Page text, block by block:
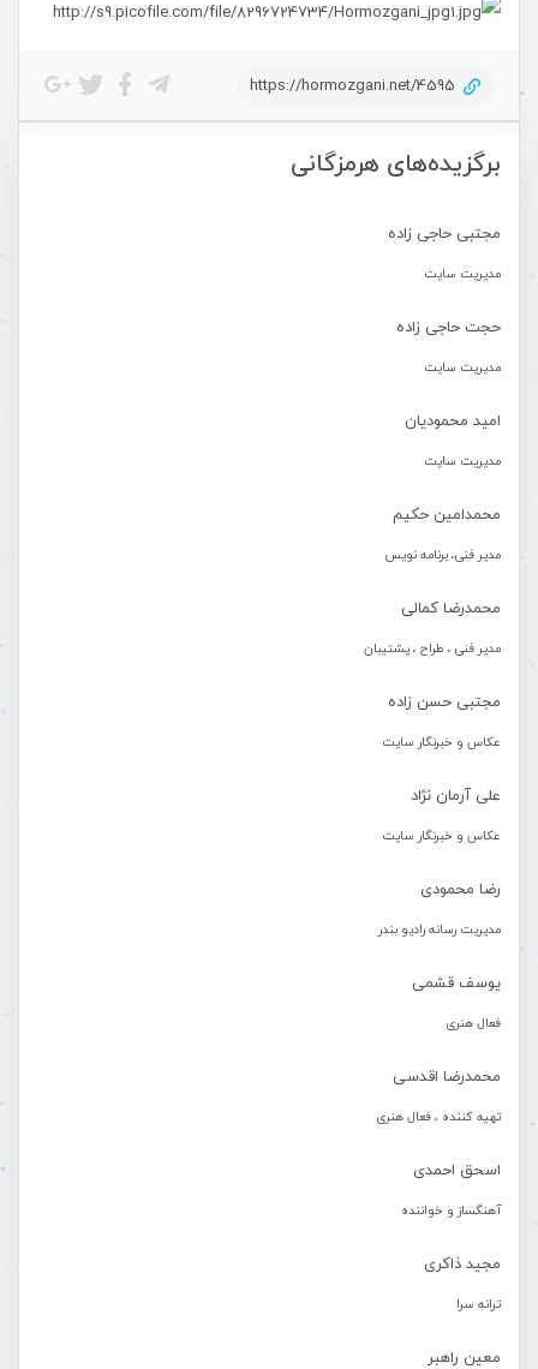
برگزیده‌های هرمزگانی
مجتبی حاجی زاده
مدیریت سایت
حجت حاجی زاده
مدیریت سایت
امید محمودیان
مدیریت سایت
محمدامین حکیم
مدیر فنی، برنامه نویس
محمدرضا کمالی
مدیر فنی ، طراح ، پشتیبان
مجتبی حسن زاده
عکاس و خبرنگار سایت
علی آرمان نژاد
عکاس و خبرنگار سایت
رضا محمودی
مدیریت رسانه رادیو بندر
یوسف قشمی
فعال هنری
محمدرضا اقدسی
تهیه کننده ، فعال هنری
اسحق احمدی
آهنگساز و خواننده
مجید ذاکری
ترانه سرا
معین راهبر
https://hormozgani.net/4595